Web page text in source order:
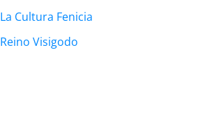
La Cultura Fenicia
Reino Visigodo